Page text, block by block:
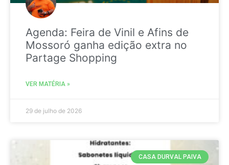
Agenda: Feira de Vinil e Afins de
Mossoró ganha edição extra no
Partage Shopping
VER MATÉRIA »
29 de julho de 2026
CASA DURVAL PAIVA